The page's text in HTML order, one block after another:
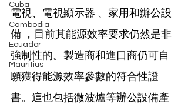
Cuba
Cambodia
Ecuador
Mauritius
電視、電視顯示器 、家用和辦公設
備 ，目前其能源效率要求仍然是非
強制性的。製造商和進口商仍可自
願獲得能源效率參數的符合性證
書。這也包括微波爐等辦公設備產